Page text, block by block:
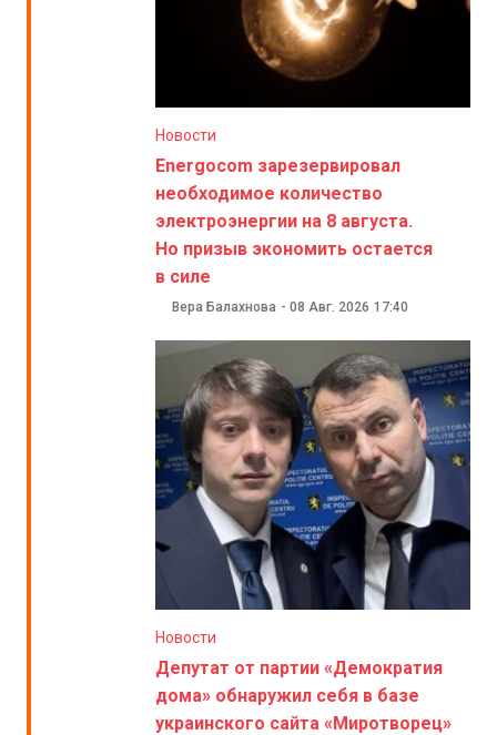
Новости
Energocom зарезервировал
необходимое количество
электроэнергии на 8 августа.
Но призыв экономить остается
в силе
Вера Балахнова - 08 Авг. 2026 17:40
Новости
Депутат от партии «Демократия
дома» обнаружил себя в базе
украинского сайта «Миротворец»